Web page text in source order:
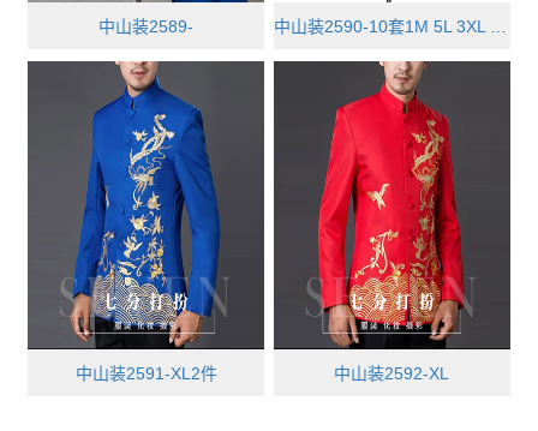
中山装2589-
中山装2591-XL2件 中山装2592-XL